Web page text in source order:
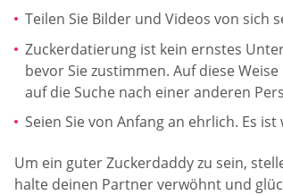
Teilen Sie Bilder und Videos von sich
Zuckerdatierung ist kein ernstes
bevor Sie zustimmen. Auf diese
auf die Suche nach einer anderen
Seien Sie von Anfang an ehrlich. Es
Um ein guter Zuckerdaddy zu sein,
halte deinen Partner verwöhnt und